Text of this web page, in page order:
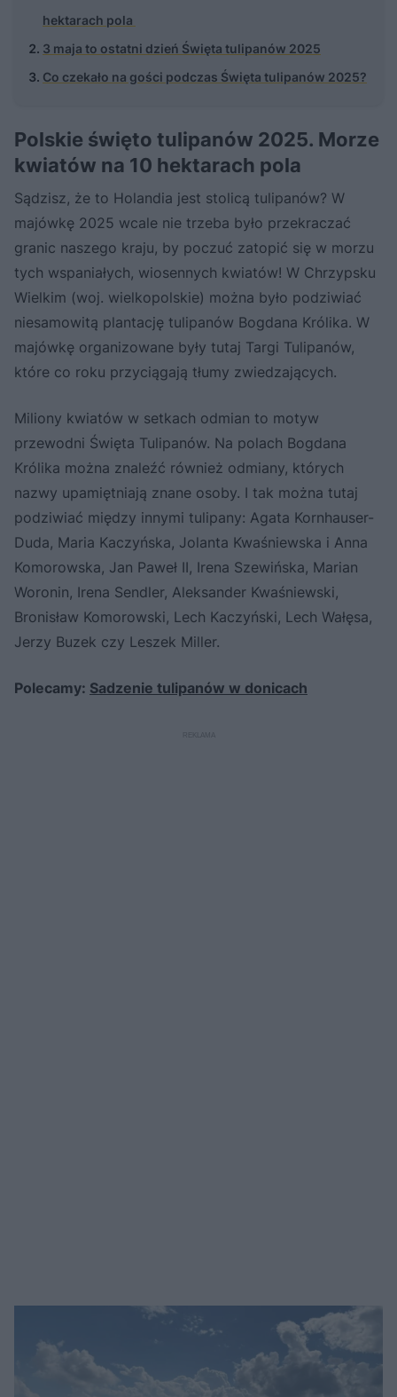
hektarach pola
3 maja to ostatni dzień Święta tulipanów 2025
Co czekało na gości podczas Święta tulipanów 2025?
Polskie święto tulipanów 2025. Morze
kwiatów na 10 hektarach pola
Sądzisz, że to Holandia jest stolicą tulipanów? W
majówkę 2025 wcale nie trzeba było przekraczać
granic naszego kraju, by poczuć zatopić się w morzu
tych wspaniałych, wiosennych kwiatów! W Chrzypsku
Wielkim (woj. wielkopolskie) można było podziwiać
niesamowitą plantację tulipanów Bogdana Królika. W
majówkę organizowane były tutaj Targi Tulipanów,
które co roku przyciągają tłumy zwiedzających.
Miliony kwiatów w setkach odmian to motyw
przewodni Święta Tulipanów. Na polach Bogdana
Królika można znaleźć również odmiany, których
nazwy upamiętniają znane osoby. I tak można tutaj
podziwiać między innymi tulipany: Agata Kornhauser-
Duda, Maria Kaczyńska, Jolanta Kwaśniewska i Anna
Komorowska, Jan Paweł II, Irena Szewińska, Marian
Woronin, Irena Sendler, Aleksander Kwaśniewski,
Bronisław Komorowski, Lech Kaczyński, Lech Wałęsa,
Jerzy Buzek czy Leszek Miller.
Polecamy: Sadzenie tulipanów w donicach